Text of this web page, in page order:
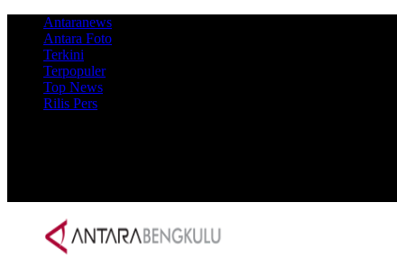
Antaranews
Antara Foto
Terkini
Terpopuler
Top News
Rilis Pers